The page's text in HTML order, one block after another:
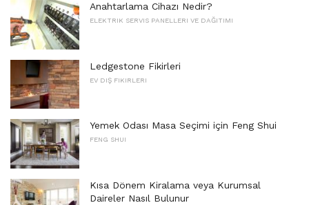
Anahtarlama Cihazı Nedir?
ELEKTRIK SERVIS PANELLERI VE DAĞITIMI
Ledgestone Fikirleri
EV DIŞ FIKIRLERI
Yemek Odası Masa Seçimi için Feng Shui
FENG SHUI
Kısa Dönem Kiralama veya Kurumsal
Daireler Nasıl Bulunur